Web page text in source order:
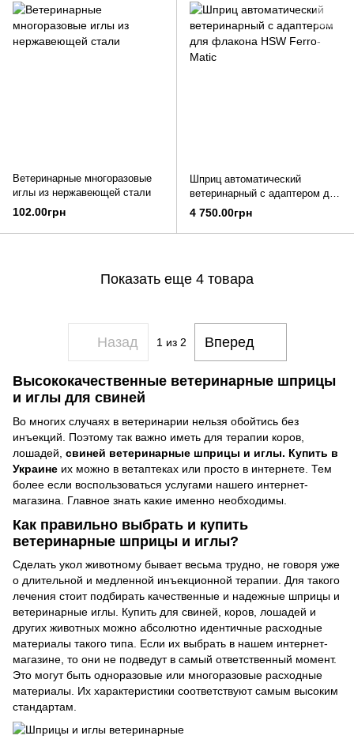
Ветеринарные многоразовые
иглы из нержавеющей стали
102.00грн
Шприц автоматический
ветеринарный с адаптером для
флакона HSW Ferro-Matic
4 750.00грн
Показать еще 4 товара
Назад 1из 2 Вперед
Высококачественные ветеринарные шприцы
и иглы для свиней
Во многих случаях в ветеринарии нельзя обойтись без
инъекций. Поэтому так важно иметь для терапии коров,
лошадей, свиней ветеринарные шприцы и иглы. Купить в
Украине их можно в ветаптеках или просто в интернете. Тем
более если воспользоваться услугами нашего интернет-
магазина. Главное знать какие именно необходимы.
Как правильно выбрать и купить
ветеринарные шприцы и иглы?
Сделать укол животному бывает весьма трудно, не говоря уже
о длительной и медленной инъекционной терапии. Для такого
лечения стоит подбирать качественные и надежные шприцы и
ветеринарные иглы. Купить для свиней, коров, лошадей и
других животных можно абсолютно идентичные расходные
материалы такого типа. Если их выбрать в нашем интернет-
магазине, то они не подведут в самый ответственный момент.
Это могут быть одноразовые или многоразовые расходные
материалы. Их характеристики соответствуют самым высоким
стандартам.